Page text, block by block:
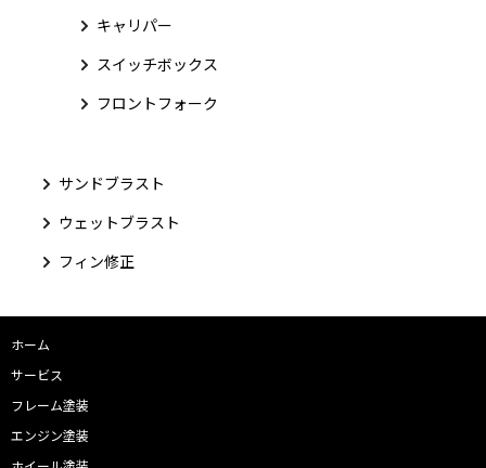
キャリパー
スイッチボックス
フロントフォーク
サンドブラスト
ウェットブラスト
フィン修正
ホーム
サービス
フレーム塗装
エンジン塗装